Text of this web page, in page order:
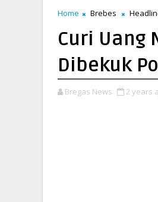
Home Brebes
Curi Uang
Dibekuk
Bregas News 2 years